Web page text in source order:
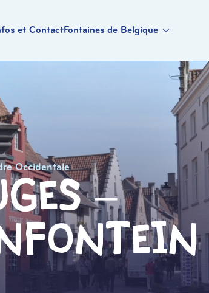
et ContactFontaines de Belgique
Occidentale
–